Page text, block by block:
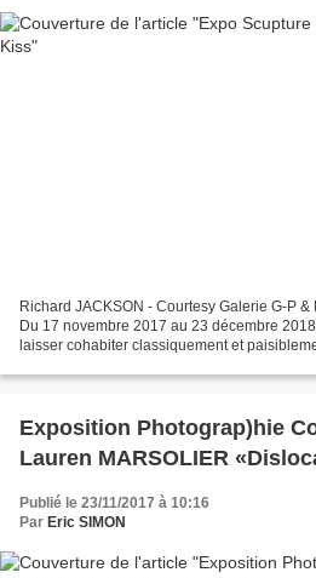
Richard JACKSON - Courtesy Galerie G-P
Du 17 novembre 2017 au 23 décembre
laisser cohabiter classiquement et
Exposition Photograp)hie
Lauren MARSOLIER
Publié le 23/11/2017 à 10:16
Par Eric SIMON